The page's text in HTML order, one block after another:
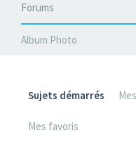
Forums
Album Photo
Sujets démarrés
Mes favoris